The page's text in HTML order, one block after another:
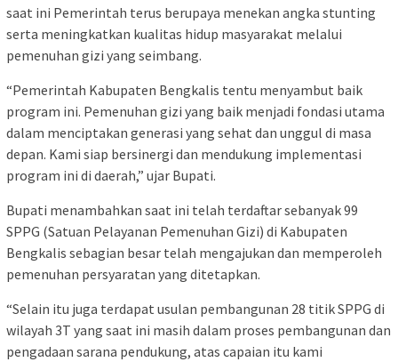
saat ini Pemerintah terus berupaya menekan angka stunting
serta meningkatkan kualitas hidup masyarakat melalui
pemenuhan gizi yang seimbang.
“Pemerintah Kabupaten Bengkalis tentu menyambut baik
program ini. Pemenuhan gizi yang baik menjadi fondasi utama
dalam menciptakan generasi yang sehat dan unggul di masa
depan. Kami siap bersinergi dan mendukung implementasi
program ini di daerah,” ujar Bupati.
Bupati menambahkan saat ini telah terdaftar sebanyak 99
SPPG (Satuan Pelayanan Pemenuhan Gizi) di Kabupaten
Bengkalis sebagian besar telah mengajukan dan memperoleh
pemenuhan persyaratan yang ditetapkan.
“Selain itu juga terdapat usulan pembangunan 28 titik SPPG di
wilayah 3T yang saat ini masih dalam proses pembangunan dan
pengadaan sarana pendukung, atas capaian itu kami